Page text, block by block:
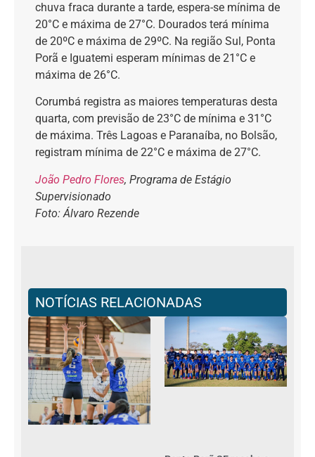
chuva fraca durante a tarde, espera-se mínima de
20°C e máxima de 27°C. Dourados terá mínima
de 20ºC e máxima de 29ºC. Na região Sul, Ponta
Porã e Iguatemi esperam mínimas de 21°C e
máxima de 26°C.
Corumbá registra as maiores temperaturas desta
quarta, com previsão de 23°C de mínima e 31°C
de máxima. Três Lagoas e Paranaíba, no Bolsão,
registram mínima de 22°C e máxima de 27°C.
João Pedro Flores, Programa de Estágio
Supervisionado
Foto: Álvaro Rezende
NOTÍCIAS RELACIONADAS